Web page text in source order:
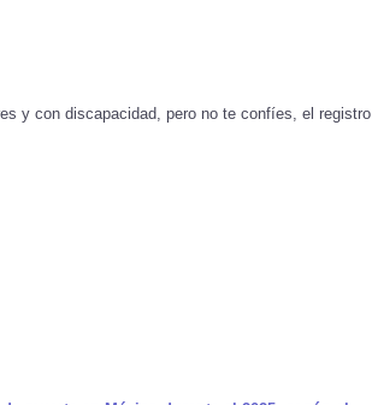
y con discapacidad, pero no te confíes, el registro